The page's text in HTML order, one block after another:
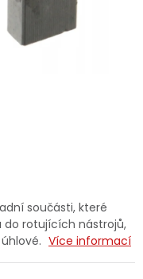
součásti, které
do rotujících nástrojů,
Více informací